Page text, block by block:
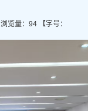
浏览量： 94
【字号：